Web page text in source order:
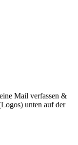
Mail verfassen &
unten auf der